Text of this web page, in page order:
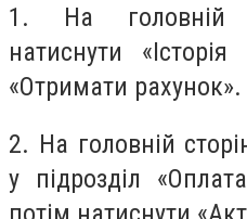
1. На головній
натиснути «Історія
«Отримати рахунок».
2. На головній
у підрозділ